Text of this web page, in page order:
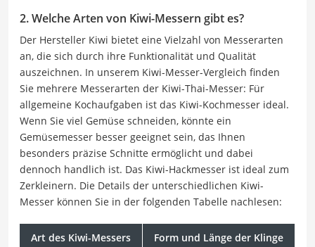
2. Welche Arten von Kiwi-Messern gibt es?
Der Hersteller Kiwi bietet eine Vielzahl von Messerarten
an, die sich durch ihre Funktionalität und Qualität
auszeichnen. In unserem Kiwi-Messer-Vergleich finden
Sie mehrere Messerarten der Kiwi-Thai-Messer: Für
allgemeine Kochaufgaben ist das Kiwi-Kochmesser ideal.
Wenn Sie viel Gemüse schneiden, könnte ein
Gemüsemesser besser geeignet sein, das Ihnen
besonders präzise Schnitte ermöglicht und dabei
dennoch handlich ist. Das Kiwi-Hackmesser ist ideal zum
Zerkleinern. Die Details der unterschiedlichen Kiwi-
Messer können Sie in der folgenden Tabelle nachlesen:
Art des Kiwi-Messers Form und Länge der Klinge